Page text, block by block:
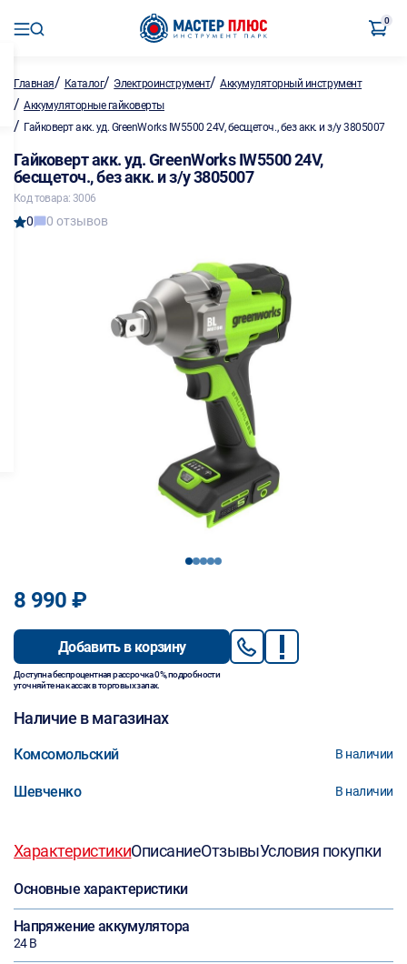
0
Главная/ Каталог/ Электроинструмент/Аккумуляторный инструмент
/ Аккумуляторные гайковерты
/ Гайковерт акк. уд. GreenWorks IW5500 24V, бесщеточ., без акк. и з/у 3805007
Гайковерт акк. уд. GreenWorks IW5500 24V,
бесщеточ., без акк. и з/у 3805007
Код товара: 3006
0 0 отзывов
12345
8 990 ₽
Добавить в корзину
Доступна беспроцентная рассрочка 0%, подробности
уточняйте на кассах в торговых залах.
Наличие в магазинах
Комсомольский В наличии
Шевченко В наличии
ХарактеристикиОписаниеОтзывыУсловия покупки
Основные характеристики
Напряжение аккумулятора
24 В